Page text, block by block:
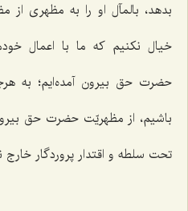
بدهد، بالمآل او را به مظهری
خیال نکنیم که ما با اعمال
حضرت حق بیرون آمده‌ایم؛ به
باشیم، از مظهریّت حضرت حق
تحت سلطه و اقتدار پروردگار خارج